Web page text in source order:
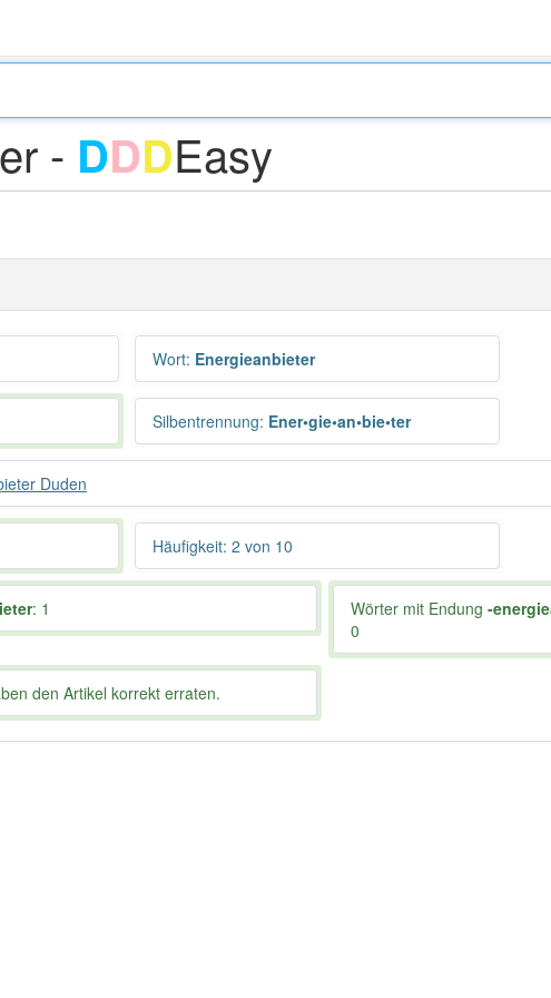
- DDDEasy
Wort: Energieanbieter
Silbentrennung: Ener•gie•an•bie•ter
Duden
Häufigkeit: 2 von 10
: 1 Wörter mit Endung-
0
den Artikel korrekt erraten.